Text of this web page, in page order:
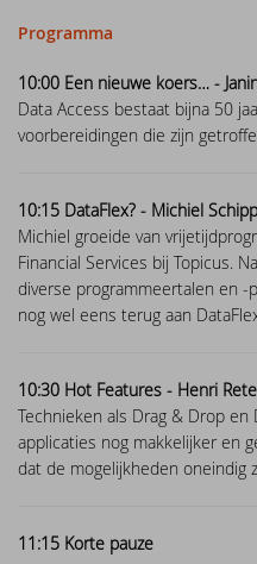
Programma
10:00 Een nieuwe koers… -
Data Access bestaat bijna 50
voorbereidingen die zijn
10:15 DataFlex? - Michiel
Michiel groeide van
Financial Services bij Topicus.
diverse programmeertalen en
nog wel eens terug aan
10:30 Hot Features - Henri
Technieken als Drag & Drop
applicaties nog makkelijker en
dat de mogelijkheden oneindig
11:15 Korte pauze
Primary
more!
Drive-in
Scanduc